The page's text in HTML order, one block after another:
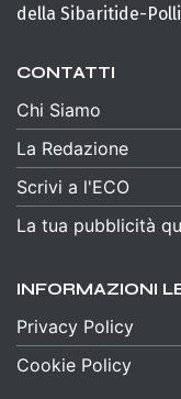
della Sibaritide-
CONTATTI
Chi Siamo
La Redazione
Scrivi a l'ECO
La tua pubblicità
INFORMAZIONI
Privacy Policy
Cookie Policy